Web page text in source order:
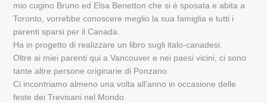
mio cugino Bruno ed Elsa Benetton che si è sposata e abita a
Toronto, vorrebbe conoscere meglio la sua famiglia e tutti i
parenti sparsi per il Canada.
Ha in progetto di realizzare un libro sugli italo-canadesi.
Oltre ai miei parenti qui a Vancouver e nei paesi vicini, ci sono
tante altre persone originarie di Ponzano.
Ci incontriamo almeno una volta all'anno in occasione delle
feste dei Trevisani nel Mondo.